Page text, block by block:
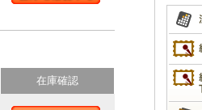
在庫確認